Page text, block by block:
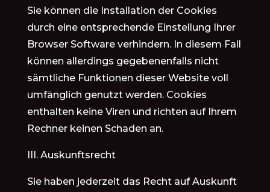
Sie können die Installation der Cookies
durch eine entsprechende Einstellung Ihrer
Browser Software verhindern. In diesem Fall
können allerdings gegebenenfalls nicht
sämtliche Funktionen dieser Website voll
umfänglich genutzt werden. Cookies
enthalten keine Viren und richten auf Ihrem
Rechner keinen Schaden an.
III. Auskunftsrecht
Sie haben jederzeit das Recht auf Auskunft